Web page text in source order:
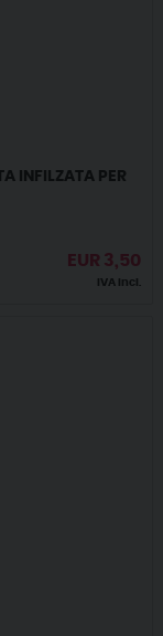
INFILZATA PER
EUR 3,50
IVA incl.